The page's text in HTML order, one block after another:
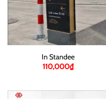
In Standee
110,000₫